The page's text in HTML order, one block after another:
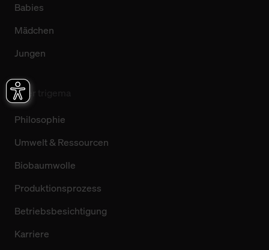
Babies
Mädchen
Jungen
Über trigema
Philosophie
Umwelt & Ressourcen
Biobaumwolle
Produktionsprozess
Betriebsbesichtigung
Karriere